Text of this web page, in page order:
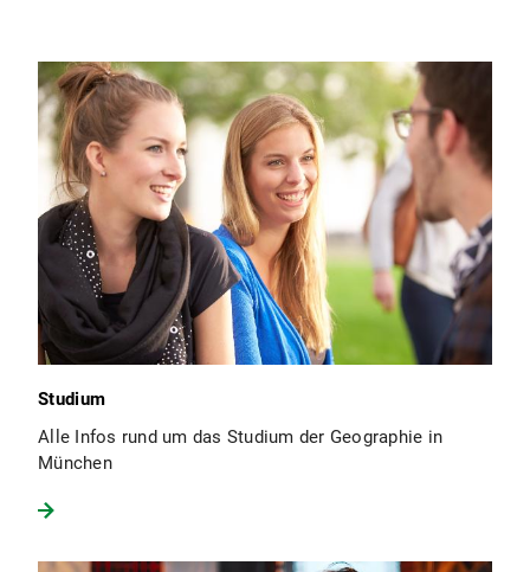
Studium
Alle Infos rund um das Studium der Geographie in
München